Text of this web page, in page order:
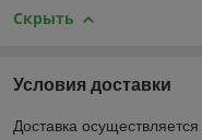
Скрыть
Условия доставки
Доставка